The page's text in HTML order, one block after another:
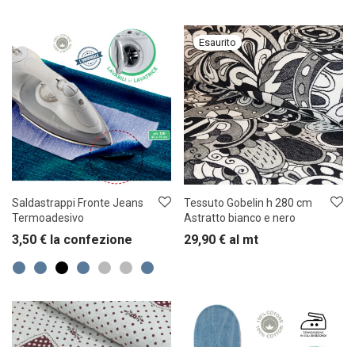
Saldastrappi Fronte Jeans
Termoadesivo
3,50 € la confezione
Tessuto Gobelin h 280 cm
Astratto bianco e nero
29,90 € al mt